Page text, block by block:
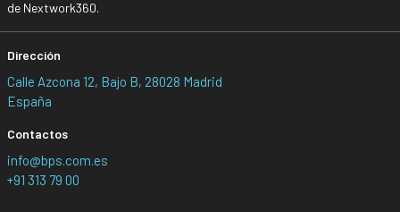
de Nextwork360.
Dirección
Calle Azcona 12, Bajo B, 28028 Madrid
España
Contactos
info@bps.com.es
+91 313 79 00